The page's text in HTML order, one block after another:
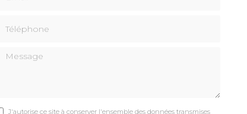
Message
J'autorise ce site à conserver l'ensemble des données transmises